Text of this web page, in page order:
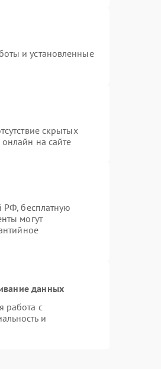
и установленные
скрытых
на сайте
РФ, бесплатную
могут
данных
работа с
и